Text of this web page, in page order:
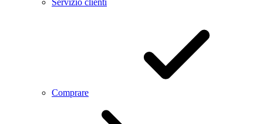
Servizio clienti
Comprare